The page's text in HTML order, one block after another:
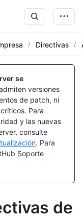
Directivas
se
versiones
de patch, ni
Para
y las nuevas
consulte
. Para
Soporte
de